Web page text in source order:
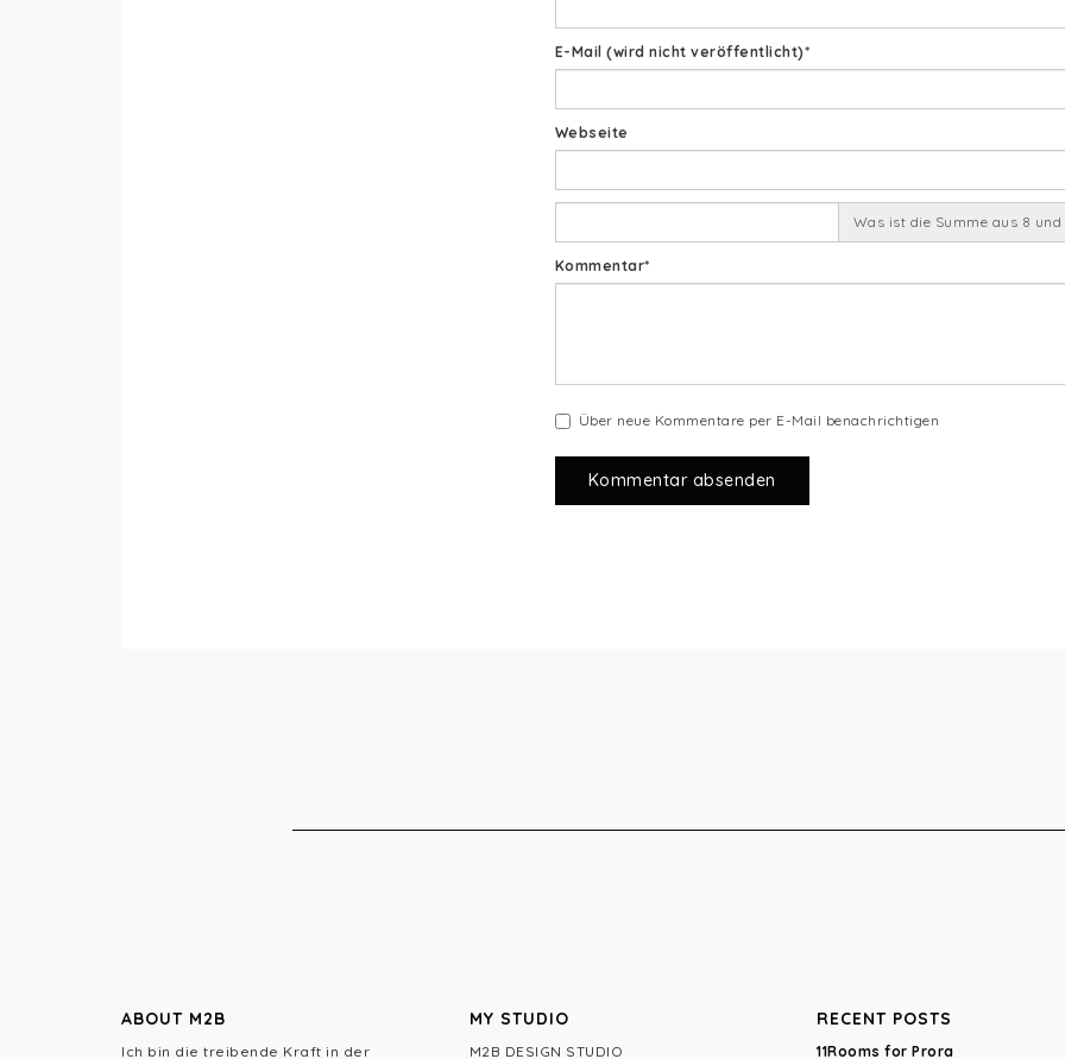
E-Mail (wird nicht veröffentlicht)Pflichtfeld
*
Webseite
Was ist die Summe aus 8 und
KommentarPflichtfeld
*
Über neue Kommentare per E-Mail benachrichtigen
ABOUT M2B
Ich bin die treibende Kraft in der
MY STUDIO
M2B DESIGN STUDIO
RECENT POSTS
11Rooms for Prora